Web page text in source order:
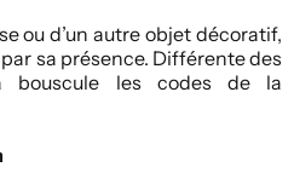
ou d’un autre objet décoratif,
sa présence. Différente des
bouscule les codes de la